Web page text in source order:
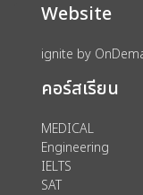
Website
ignite by
คอร์สเรียน
MEDICAL
Engineering
IELTS
SAT